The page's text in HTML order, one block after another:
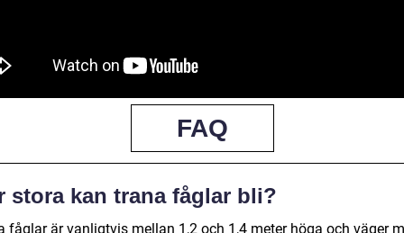
FAQ
stora kan trana fåglar bli?
fåglar är vanligtvis mellan 1,2 och 1,4 meter höga och väger